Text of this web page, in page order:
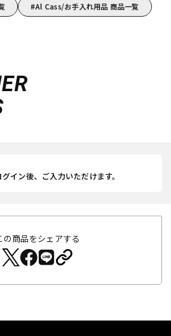
Al Cass/お手入れ用品 商品一覧
イン後、ご入力いただけます。
の商品をシェアする